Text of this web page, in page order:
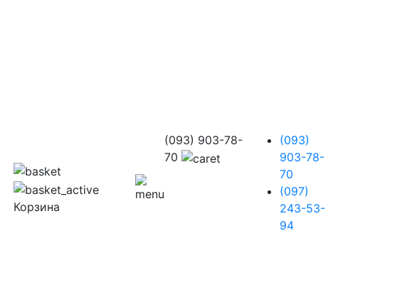
Корзина
(093) 903-78-
70
(093)
903-78-
70
(097)
243-53-
94